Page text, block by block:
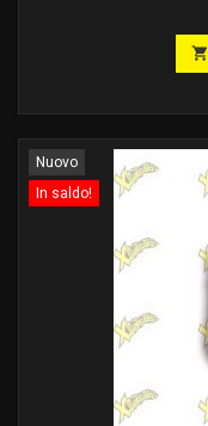

Nuovo
In saldo!